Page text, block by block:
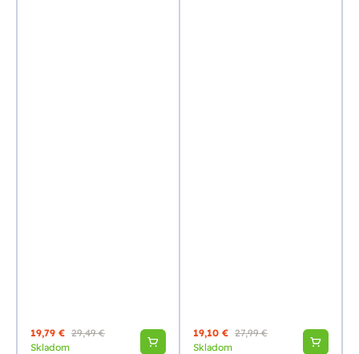
19,79 € 29,49 €
Skladom
19,10 € 27,99 €
Skladom